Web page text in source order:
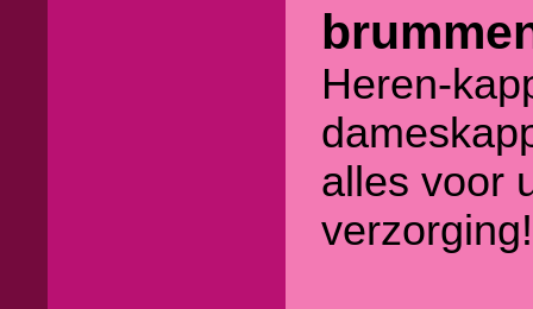
Heren-
alles voor
verzorging!